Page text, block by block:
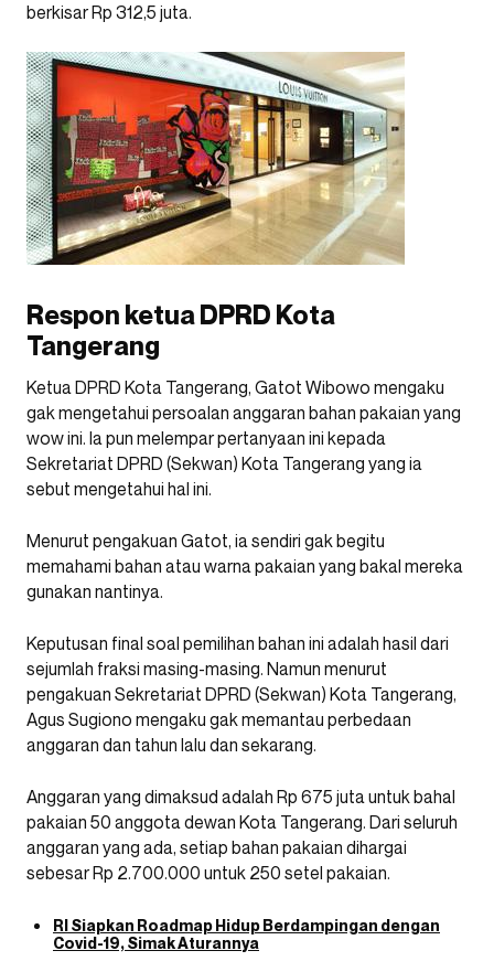
berkisar Rp 312,5 juta.
Respon ketua DPRD Kota
Tangerang
Ketua DPRD Kota Tangerang, Gatot Wibowo mengaku
gak mengetahui persoalan anggaran bahan pakaian yang
wow ini. Ia pun melempar pertanyaan ini kepada
Sekretariat DPRD (Sekwan) Kota Tangerang yang ia
sebut mengetahui hal ini.
Menurut pengakuan Gatot, ia sendiri gak begitu
memahami bahan atau warna pakaian yang bakal mereka
gunakan nantinya.
Keputusan final soal pemilihan bahan ini adalah hasil dari
sejumlah fraksi masing-masing. Namun menurut
pengakuan Sekretariat DPRD (Sekwan) Kota Tangerang,
Agus Sugiono mengaku gak memantau perbedaan
anggaran dan tahun lalu dan sekarang.
Anggaran yang dimaksud adalah Rp 675 juta untuk bahal
pakaian 50 anggota dewan Kota Tangerang. Dari seluruh
anggaran yang ada, setiap bahan pakaian dihargai
sebesar Rp 2.700.000 untuk 250 setel pakaian.
RI Siapkan Roadmap Hidup Berdampingan dengan
Covid-19, Simak Aturannya